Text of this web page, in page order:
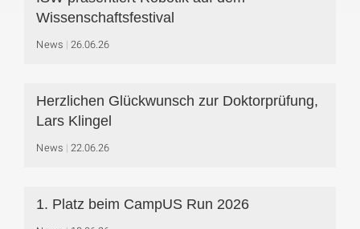
Wissenschaftsfestival
News 26.06.26
Herzlichen Glückwunsch zur Doktorprüfung,
Lars Klingel
News 22.06.26
1. Platz beim CampUS Run 2026